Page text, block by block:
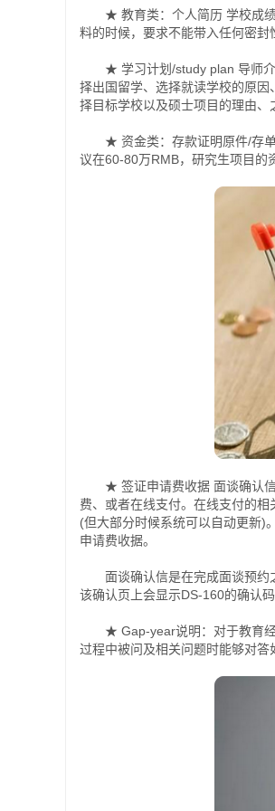
★ 教育类：个人简历 学校成绩
料的时候，要求不能带入任何密封
★ 学习计划/study plan 导师介
择出国留学、选择就读学校的原
择目标学校以及硕士项目的理由、
★ 资金类：存款证明原件/存单/
议在60-80万RMB，研究生项目的
★ 签证申请费收据 面谈确认信
费、或者在线支付。在线支付的
(但大部分时候系统可以自动更新)
申请费收据。
面谈确认信是在完成面谈预约之
该确认页上会显示DS-160的确认
★ Gap-year说明：对于教育经
过程中被问及相关问题时能够对答